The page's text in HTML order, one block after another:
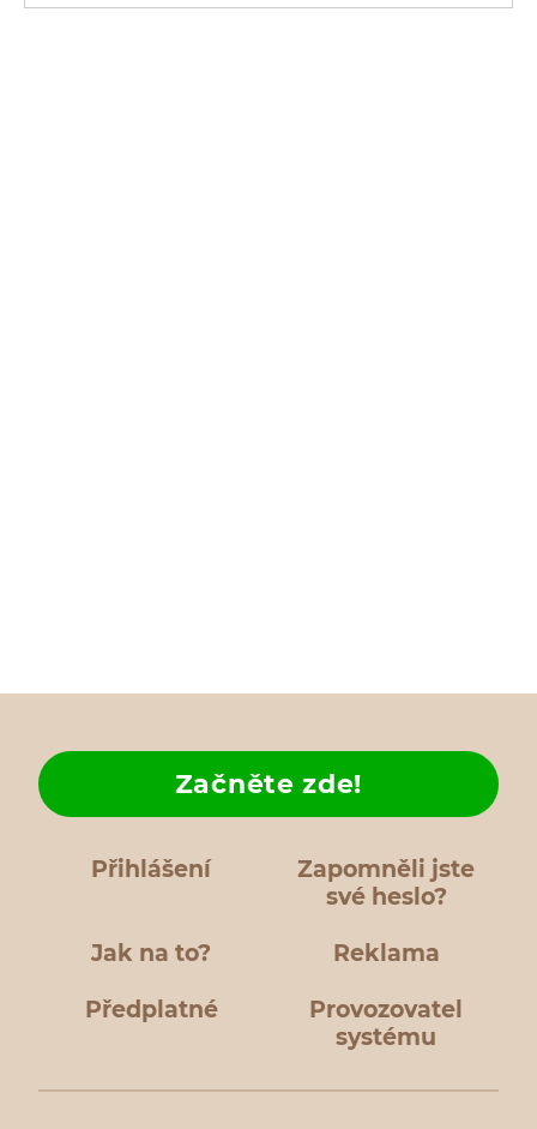
Přihlášení
Zapomněli jste
své heslo?
Jak na to?
Začněte zde!
Reklama
Předplatné
Provozovatel
systému